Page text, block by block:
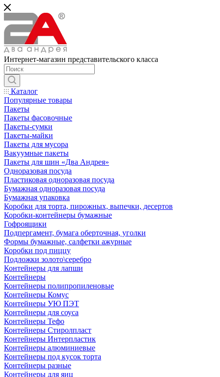
Интернет-магазин представительского класса
Каталог
Популярные товары
Пакеты
Пакеты фасовочные
Пакеты-сумки
Пакеты-майки
Пакеты для мусора
Вакуумные пакеты
Пакеты для шин «Два Андрея»
Одноразовая посуда
Пластиковая одноразовая посуда
Бумажная одноразовая посуда
Бумажная упаковка
Коробки для торта, пирожных, выпечки, десертов
Коробки-контейнеры бумажные
Гофроящики
Подпергамент, бумага оберточная, уголки
Формы бумажные, салфетки ажурные
Коробки под пиццу
Подложки золото\серебро
Контейнеры для лапши
Контейнеры
Контейнеры полипропиленовые
Контейнеры Комус
Контейнеры УЮ ПЭТ
Контейнеры для соуса
Контейнеры Тефо
Контейнеры Стиролпласт
Контейнеры Интерпластик
Контейнеры алюминиевые
Контейнеры под кусок торта
Контейнеры разные
Контейнеры для яиц